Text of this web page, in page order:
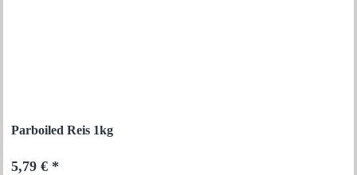
Parboiled Reis 1kg
5,79 € *